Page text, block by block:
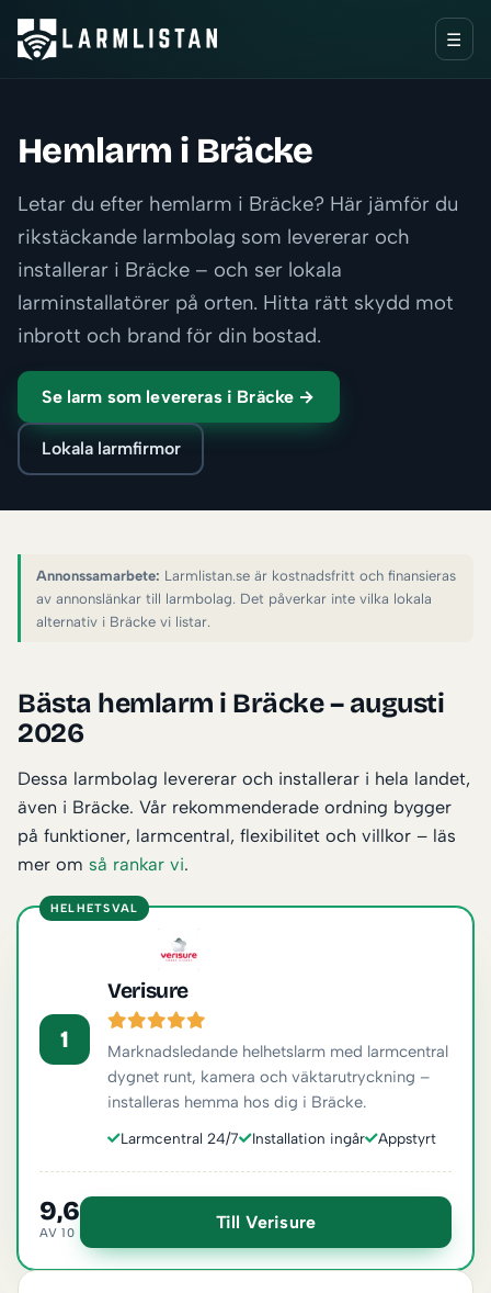
☰
Hemlarm i Bräcke
Letar du efter hemlarm i Bräcke? Här jämför du
rikstäckande larmbolag som levererar och
installerar i Bräcke – och ser lokala
larminstallatörer på orten. Hitta rätt skydd mot
inbrott och brand för din bostad.
Se larm som levereras i Bräcke →
Lokala larmfirmor
Annonssamarbete: Larmlistan.se är kostnadsfritt och finansieras
av annonslänkar till larmbolag. Det påverkar inte vilka lokala
alternativ i Bräcke vi listar.
Bästa hemlarm i Bräcke – augusti
2026
Dessa larmbolag levererar och installerar i hela landet,
även i Bräcke. Vår rekommenderade ordning bygger
på funktioner, larmcentral, flexibilitet och villkor – läs
mer om så rankar vi.
HELHETSVAL
1
Verisure
Marknadsledande helhetslarm med larmcentral
dygnet runt, kamera och väktarutryckning –
installeras hemma hos dig i Bräcke.
Larmcentral 24/7 Installation ingår Appstyrt
9,6
AV 10
Till Verisure